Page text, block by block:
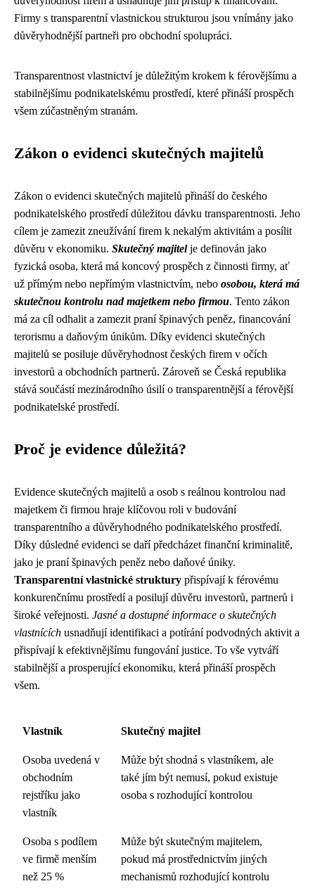
Firmy s transparentní vlastnickou strukturou jsou vnímány jako
důvěryhodnější partneři pro obchodní spolupráci.
Transparentnost vlastnictví je důležitým krokem k férovějšímu a
stabilnějšímu podnikatelskému prostředí, které přináší prospěch
všem zúčastněným stranám.
Zákon o evidenci skutečných majitelů
Zákon o evidenci skutečných majitelů přináší do českého
podnikatelského prostředí důležitou dávku transparentnosti. Jeho
cílem je zamezit zneužívání firem k nekalým aktivitám a posílit
důvěru v ekonomiku. Skutečný majitelje definován jako
fyzická osoba, která má koncový prospěch z činnosti firmy, ať
už přímým nebo nepřímým vlastnictvím, nebo osobou, která má
skutečnou kontrolu nad majetkem nebo firmou. Tento zákon
má za cíl odhalit a zamezit praní špinavých peněz, financování
terorismu a daňovým únikům. Díky evidenci skutečných
majitelů se posiluje důvěryhodnost českých firem v očích
investorů a obchodních partnerů. Zároveň se Česká republika
stává součástí mezinárodního úsilí o transparentnější a férovější
podnikatelské prostředí.
Proč je evidence důležitá?
Evidence skutečných majitelů a osob s reálnou kontrolou nad
majetkem či firmou hraje klíčovou roli v budování
transparentního a důvěryhodného podnikatelského prostředí.
Díky důsledné evidenci se daří předcházet finanční kriminalitě,
jako je praní špinavých peněz nebo daňové úniky.
Transparentní vlastnické struktury přispívají k férovému
konkurenčnímu prostředí a posilují důvěru investorů, partnerů i
široké veřejnosti. Jasné a dostupné informace o skutečných
vlastnících usnadňují identifikaci a potírání podvodných aktivit a
přispívají k efektivnějšímu fungování justice. To vše vytváří
stabilnější a prosperující ekonomiku, která přináší prospěch
všem.
Vlastník Skutečný majitel
Osoba uvedená v
obchodním
rejstříku jako
vlastník
Může být shodná s vlastníkem, ale
také jím být nemusí, pokud existuje
osoba s rozhodující kontrolou
Osoba s podílem
ve firmě menším
než 25 %
Může být skutečným majitelem,
pokud má prostřednictvím jiných
mechanismů rozhodující kontrolu